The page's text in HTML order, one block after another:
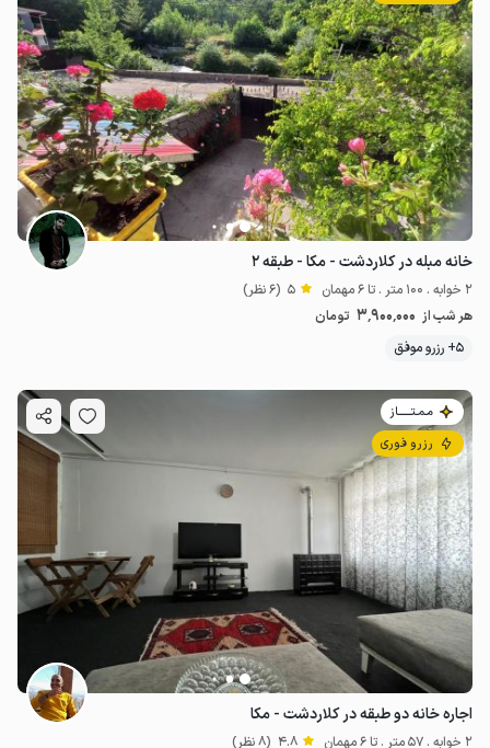
خانه مبله در کلاردشت - مکا - طبقه ۲
2 خوابه . 100 متر . تا 6 مهمان 5 (6 نظر)
هر شب از 3٬900٬000 تومان
5+ رزرو موفق
مـمـتــــــاز
رزرو فوری
اجاره خانه دو طبقه در کلاردشت - مکا
2 خوابه . 57 متر . تا 6 مهمان 4.8 (8 نظر)